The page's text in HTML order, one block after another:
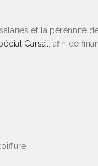
et la pérennité
Carsat, afin de